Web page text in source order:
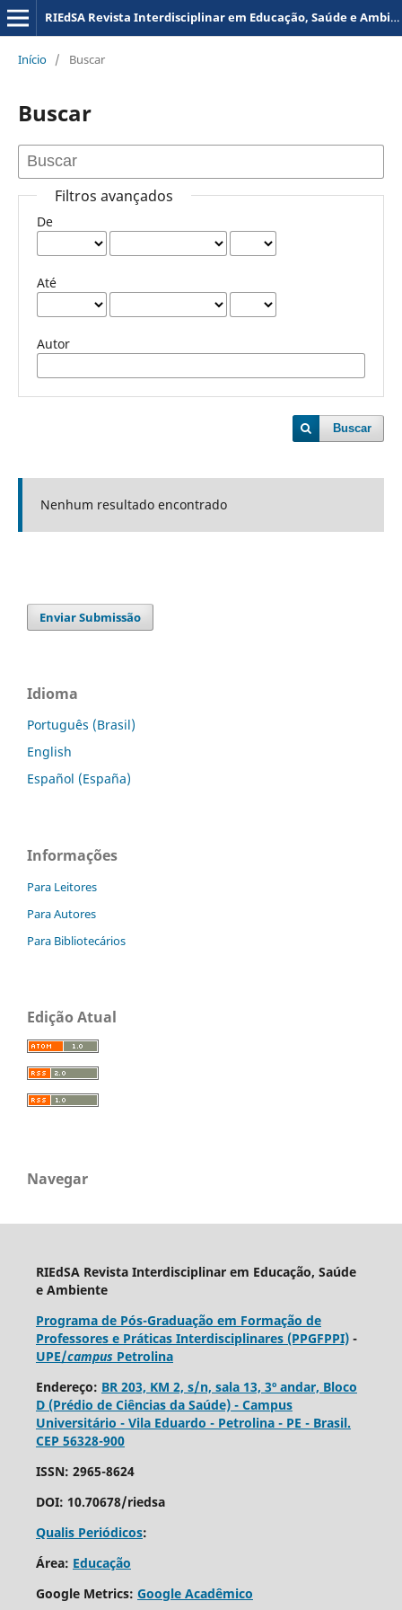
RIEdSA Revista Interdisciplinar em Educação, Saúde e Ambiente
Início / Buscar
Buscar
Filtros avançados
De
Até
Autor
Buscar
Nenhum resultado encontrado
Enviar Submissão
Idioma
Português (Brasil)
English
Español (España)
Informações
Para Leitores
Para Autores
Para Bibliotecários
Edição Atual
Navegar
RIEdSA Revista Interdisciplinar em Educação, Saúde
e Ambiente
Programa de Pós-Graduação em Formação de
Professores e Práticas Interdisciplinares (PPGFPPI)-
UPE/campusPetrolina
Endereço: BR 203, KM 2, s/n, sala 13, 3º andar, Bloco
D (Prédio de Ciências da Saúde) - Campus
Universitário - Vila Eduardo - Petrolina - PE - Brasil.
CEP 56328-900
ISSN: 2965-8624
DOI: 10.70678/riedsa
Qualis Periódicos:
Área: Educação
Google Metrics: Google Acadêmico